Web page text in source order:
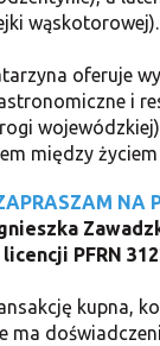
wąskotorowej).
oferuje
i
między
NA
PFRN
kupna,